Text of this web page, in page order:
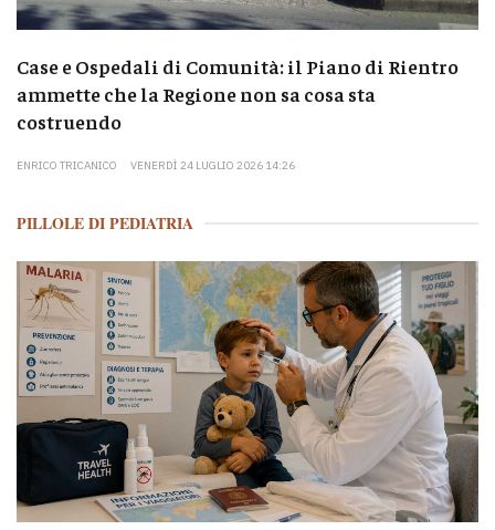
Case e Ospedali di Comunità: il Piano di Rientro
ammette che la Regione non sa cosa sta
costruendo
ENRICO TRICANICO VENERDÌ 24 LUGLIO 2026 14:26
PILLOLE DI PEDIATRIA